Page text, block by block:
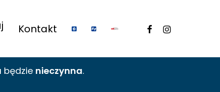
Kontakt facebookinstagram
będzie nieczynna.